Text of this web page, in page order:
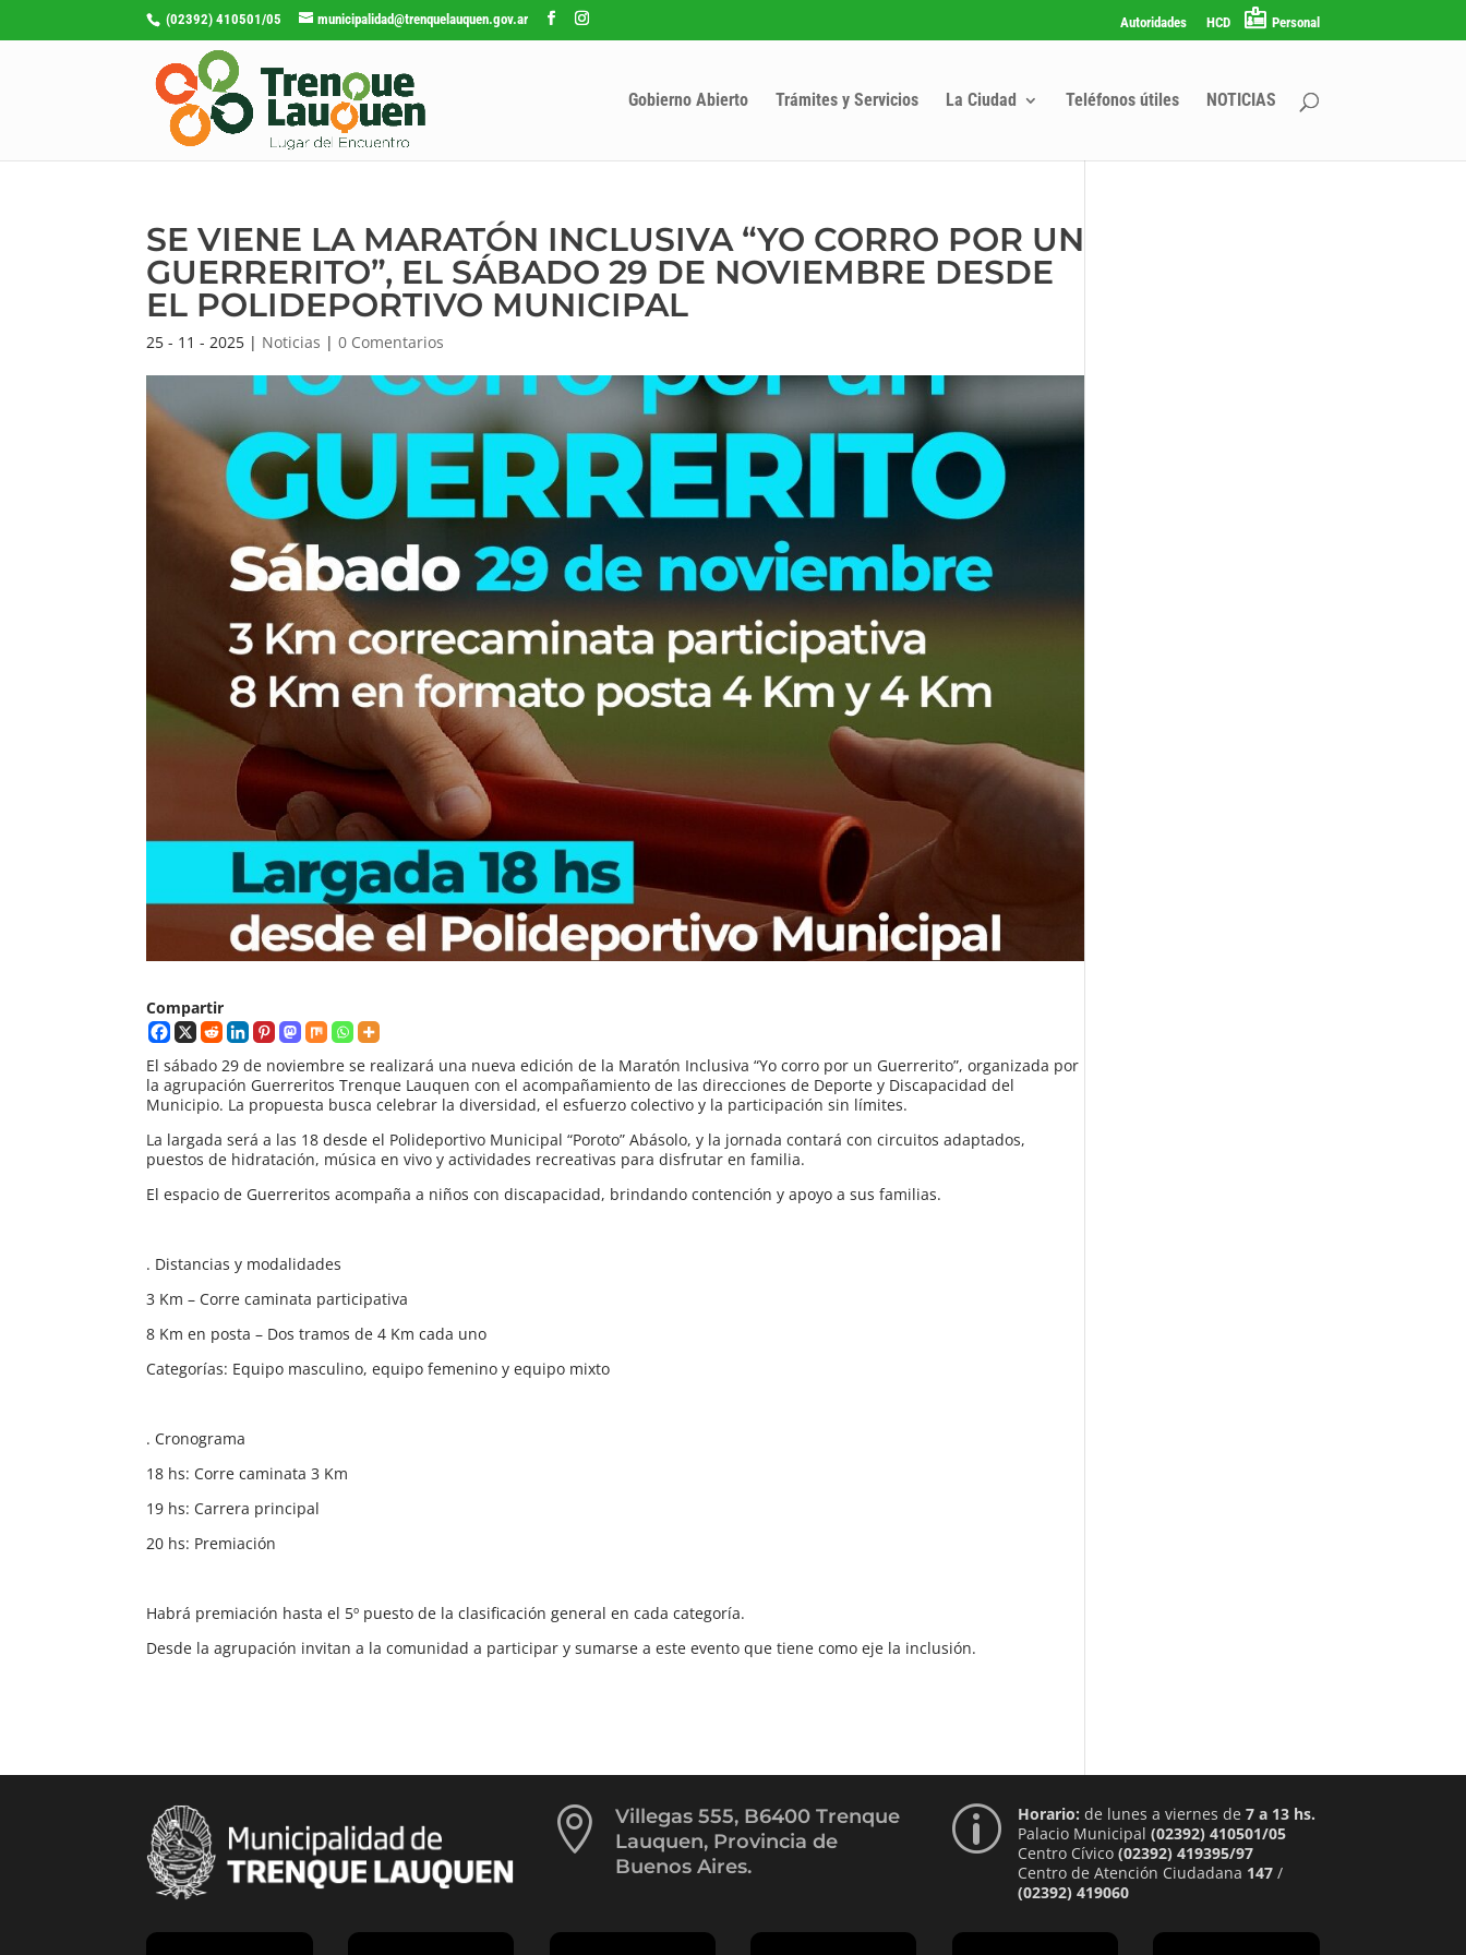
(02392) 410501/05 municipalidad@trenquelauquen.gov.ar Autoridades HCD Personal
Gobierno Abierto Trámites y Servicios La Ciudad Teléfonos útiles NOTICIAS
SE VIENE LA MARATÓN INCLUSIVA “YO CORRO POR UN
GUERRERITO”, EL SÁBADO 29 DE NOVIEMBRE DESDE
EL POLIDEPORTIVO MUNICIPAL
25 - 11 - 2025 | Noticias |0 Comentarios
Compartir
El sábado 29 de noviembre se realizará una nueva edición de la Maratón Inclusiva “Yo corro por un Guerrerito”, organizada por
la agrupación Guerreritos Trenque Lauquen con el acompañamiento de las direcciones de Deporte y Discapacidad del
Municipio. La propuesta busca celebrar la diversidad, el esfuerzo colectivo y la participación sin límites.
La largada será a las 18 desde el Polideportivo Municipal “Poroto” Abásolo, y la jornada contará con circuitos adaptados,
puestos de hidratación, música en vivo y actividades recreativas para disfrutar en familia.
El espacio de Guerreritos acompaña a niños con discapacidad, brindando contención y apoyo a sus familias.
. Distancias y modalidades
3 Km – Corre caminata participativa
8 Km en posta – Dos tramos de 4 Km cada uno
Categorías: Equipo masculino, equipo femenino y equipo mixto
. Cronograma
18 hs: Corre caminata 3 Km
19 hs: Carrera principal
20 hs: Premiación
Habrá premiación hasta el 5º puesto de la clasificación general en cada categoría.
Desde la agrupación invitan a la comunidad a participar y sumarse a este evento que tiene como eje la inclusión.

Villegas 555, B6400 Trenque
Lauquen, Provincia de
Buenos Aires.
p Horario: de lunes a viernes de 7 a 13 hs.
Palacio Municipal (02392) 410501/05
Centro Cívico (02392) 419395/97
Centro de Atención Ciudadana 147/
(02392) 419060